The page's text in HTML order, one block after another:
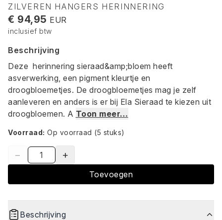
ZILVEREN HANGERS HERINNERING
€ 94,95 EUR
inclusief btw
Beschrijving
Deze herinnering sieraad&amp;bloem heeft
asverwerking, een pigment kleurtje en
droogbloemetjes. De droogbloemetjes mag je zelf
aanleveren en anders is er bij Ela Sieraad te kiezen uit
droogbloemen. A Toon meer…
Voorraad: Op voorraad (5 stuks)
− +
Toevoegen
Beschrijving